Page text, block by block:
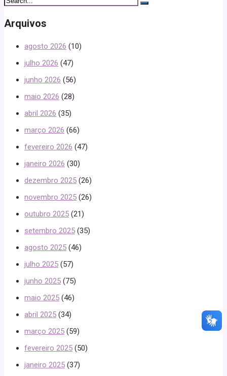
Arquivos
agosto 2026 (10)
julho 2026 (47)
junho 2026 (56)
maio 2026 (28)
abril 2026 (35)
março 2026 (66)
fevereiro 2026 (47)
janeiro 2026 (30)
dezembro 2025 (26)
novembro 2025 (26)
outubro 2025 (21)
setembro 2025 (35)
agosto 2025 (46)
julho 2025 (57)
junho 2025 (75)
maio 2025 (46)
abril 2025 (34)
março 2025 (59)
fevereiro 2025 (50)
janeiro 2025 (37)